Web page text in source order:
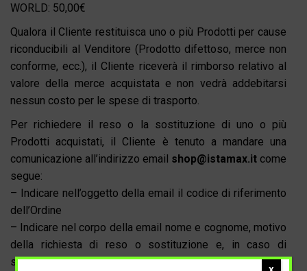
WORLD: 50,00€
Qualora il Cliente restituisca uno o più Prodotti per cause
riconducibili al Venditore (Prodotto difettoso, merce non
conforme, ecc.), il Cliente riceverà il rimborso relativo al
valore della merce acquistata e non vedrà addebitarsi
nessun costo per le spese di trasporto.
Per richiedere il reso o la sostituzione di uno o più
Prodotti acquistati, il Cliente è tenuto a mandare una
comunicazione all’indirizzo email shop@istamax.it come
segue:
– Indicare nell’oggetto della email il codice di riferimento
dell’Ordine
– Indicare nel corpo della email nome e cognome, motivo
della richiesta di reso o sostituzione e, in caso di
sostituzione, il nuovo modello e/o la nuova taglia